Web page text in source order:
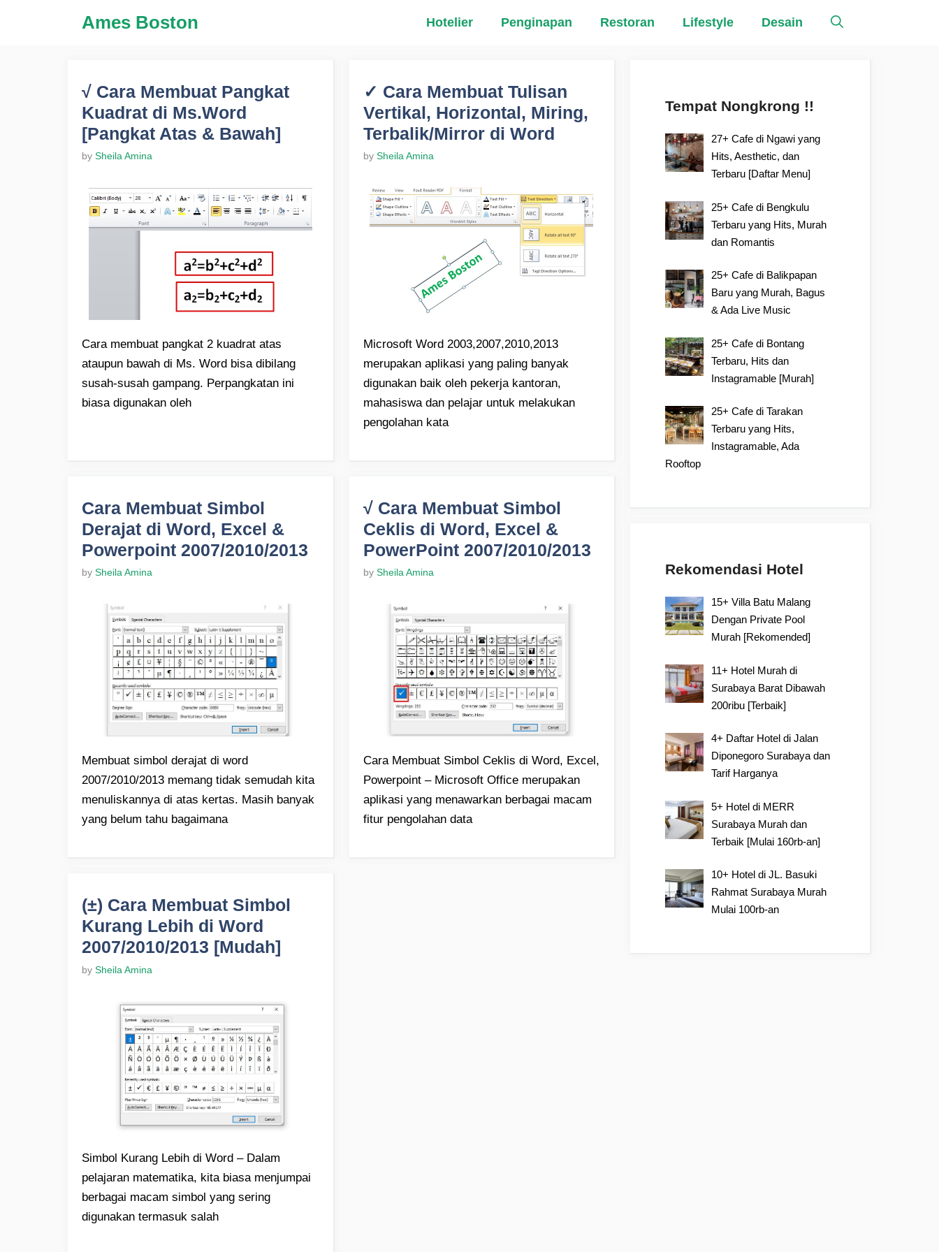
Ames Boston Hotelier Penginapan Restoran Lifestyle Desain
√ Cara Membuat Pangkat
Kuadrat di Ms.Word
[Pangkat Atas & Bawah]
by Sheila Amina
Cara membuat pangkat 2 kuadrat atas
ataupun bawah di Ms. Word bisa dibilang
susah-susah gampang. Perpangkatan ini
biasa digunakan oleh
✓ Cara Membuat Tulisan
Vertikal, Horizontal, Miring,
Terbalik/Mirror di Word
by Sheila Amina
Microsoft Word 2003,2007,2010,2013
merupakan aplikasi yang paling banyak
digunakan baik oleh pekerja kantoran,
mahasiswa dan pelajar untuk melakukan
pengolahan kata
Cara Membuat Simbol
Derajat di Word, Excel &
Powerpoint 2007/2010/2013
by Sheila Amina
Membuat simbol derajat di word
2007/2010/2013 memang tidak semudah kita
menuliskannya di atas kertas. Masih banyak
yang belum tahu bagaimana
√ Cara Membuat Simbol
Ceklis di Word, Excel &
PowerPoint 2007/2010/2013
by Sheila Amina
Cara Membuat Simbol Ceklis di Word, Excel,
Powerpoint – Microsoft Office merupakan
aplikasi yang menawarkan berbagai macam
fitur pengolahan data
(±) Cara Membuat Simbol
Kurang Lebih di Word
2007/2010/2013 [Mudah]
by Sheila Amina
Simbol Kurang Lebih di Word – Dalam
pelajaran matematika, kita biasa menjumpai
berbagai macam simbol yang sering
digunakan termasuk salah
Tempat Nongkrong !!
27+ Cafe di Ngawi yang
Hits, Aesthetic, dan
Terbaru [Daftar Menu]
25+ Cafe di Bengkulu
Terbaru yang Hits, Murah
dan Romantis
25+ Cafe di Balikpapan
Baru yang Murah, Bagus
& Ada Live Music
25+ Cafe di Bontang
Terbaru, Hits dan
Instagramable [Murah]
25+ Cafe di Tarakan
Terbaru yang Hits,
Instagramable, Ada
Rooftop
Rekomendasi Hotel
15+ Villa Batu Malang
Dengan Private Pool
Murah [Rekomended]
11+ Hotel Murah di
Surabaya Barat Dibawah
200ribu [Terbaik]
4+ Daftar Hotel di Jalan
Diponegoro Surabaya dan
Tarif Harganya
5+ Hotel di MERR
Surabaya Murah dan
Terbaik [Mulai 160rb-an]
10+ Hotel di JL. Basuki
Rahmat Surabaya Murah
Mulai 100rb-an